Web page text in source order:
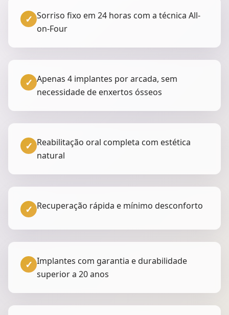
✓ Sorriso fixo em 24 horas com a técnica All-
on-Four
✓ Apenas 4 implantes por arcada, sem
necessidade de enxertos ósseos
✓ Reabilitação oral completa com estética
natural
✓ Recuperação rápida e mínimo desconforto
✓ Implantes com garantia e durabilidade
superior a 20 anos